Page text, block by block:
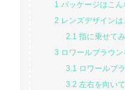
1 パッケージはこん
2 レンズデザインは
2.1指に乗せて
3 ロワールブラウ
3.1ロワールブ
3.2左右を向い